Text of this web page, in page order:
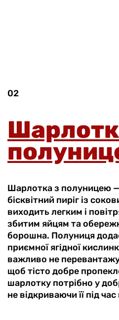
02
Шарлотка з полуницею
бісквітний пиріг із
виходить легким і
збитим яйцям та
борошна. Полуниця
приємної ягідної
важливо не
щоб тісто добре
шарлотку потрібно у
не відкриваючи її під